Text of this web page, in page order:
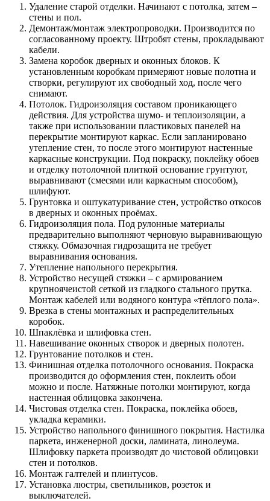
Удаление старой отделки. Начинают с потолка, затем –
стены и пол.
Демонтаж/монтаж электропроводки. Производится по
согласованному проекту. Штробят стены, прокладывают
кабели.
Замена коробок дверных и оконных блоков. К
установленным коробкам примеряют новые полотна и
створки, регулируют их свободный ход, после чего
снимают.
Потолок. Гидроизоляция составом проникающего
действия. Для устройства шумо- и теплоизоляции, а
также при использовании пластиковых панелей на
перекрытие монтируют каркас. Если запланировано
утепление стен, то после этого монтируют настенные
каркасные конструкции. Под покраску, поклейку обоев
и отделку потолочной плиткой основание грунтуют,
выравнивают (смесями или каркасным способом),
шлифуют.
Грунтовка и оштукатуривание стен, устройство откосов
в дверных и оконных проёмах.
Гидроизоляция пола. Под рулонные материалы
предварительно выполняют черновую выравнивающую
стяжку. Обмазочная гидрозащита не требует
выравнивания основания.
Утепление напольного перекрытия.
Устройство несущей стяжки – с армированием
крупноячеистой сеткой из гладкого стального прутка.
Монтаж кабелей или водяного контура «тёплого пола».
Врезка в стены монтажных и распределительных
коробок.
Шпаклёвка и шлифовка стен.
Навешивание оконных створок и дверных полотен.
Грунтование потолков и стен.
Финишная отделка потолочного основания. Покраска
производится до оформления стен, поклеить обои
можно и после. Натяжные потолки монтируют, когда
настенная облицовка закончена.
Чистовая отделка стен. Покраска, поклейка обоев,
укладка керамики.
Устройство напольного финишного покрытия. Настилка
паркета, инженерной доски, ламината, линолеума.
Шлифовку паркета производят до чистовой облицовки
стен и потолков.
Монтаж галтелей и плинтусов.
Установка люстры, светильников, розеток и
выключателей.